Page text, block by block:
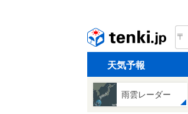
天気予報
雨雲レーダー